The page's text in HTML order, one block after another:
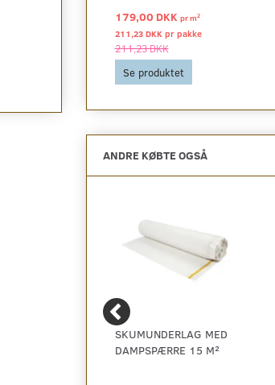
179,00 DKK prm2
211,23 DKK pr pakke
211,23 DKK
Se produktet
ANDRE KØBTE OGSÅ
SKUMUNDERLAG MED
DAMPSPÆRRE 15 M²